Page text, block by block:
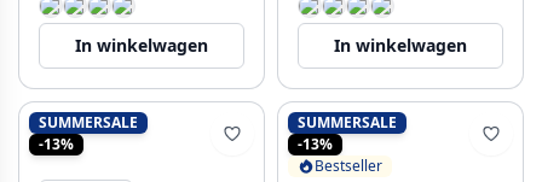
In winkelwagen In winkelwagen
SUMMERSALE
-13%
SUMMERSALE
-13%
Bestseller